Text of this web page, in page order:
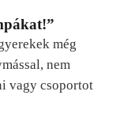
még
nem
vagy csoportot